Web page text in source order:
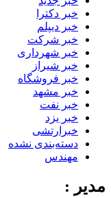
خبر دکترا
خبر دیپلم
خبر شرکت
خبر شهرداری
خبر شیراز
خبر فروشگاه
خبر مشهد
خبر نفت
خبر یزد
خبرارتشی
دسته‌بندی نشده
مهندس
مدیر :